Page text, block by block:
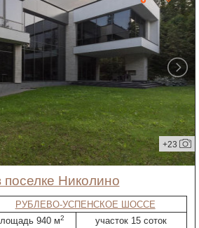
+23
поселке Николино
РУБЛЕВО-УСПЕНСКОЕ ШОССЕ
940 м2
участок 15 соток